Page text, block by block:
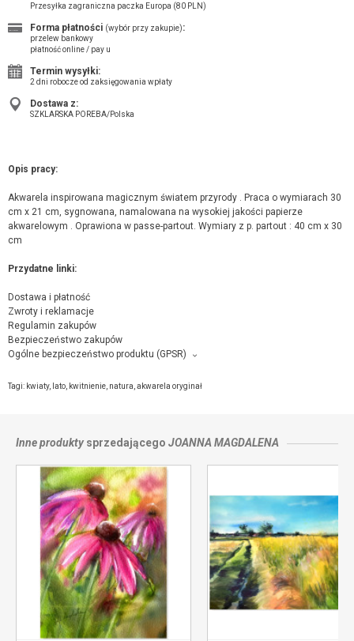
Przesyłka zagraniczna paczka Europa (80 PLN)
Forma płatności (wybór przy zakupie):
przelew bankowy
płatność online / pay u
Termin wysyłki:
2 dni robocze od zaksięgowania wpłaty
Dostawa z:
SZKLARSKA POREBA/Polska
Opis pracy:
Akwarela inspirowana magicznym światem przyrody . Praca o wymiarach 30
cm x 21 cm, sygnowana, namalowana na wysokiej jakości papierze
akwarelowym . Oprawiona w passe-partout. Wymiary z p. partout : 40 cm x 30
cm
Przydatne linki:
Dostawa i płatność
Zwroty i reklamacje
Regulamin zakupów
Bezpieczeństwo zakupów
Ogólne bezpieczeństwo produktu (GPSR)
ŚWIAT SZTUK PIĘKNYCH Joanna Magdalena , Osiedle Huty 6 A, 58-580
SZKLARSKA PORĘBA,
kontakt ze sprzedającym
Tagi: kwiaty, lato kwitnienie natura akwarela oryginał
Inne produktysprzedającego JOANNA MAGDALENA